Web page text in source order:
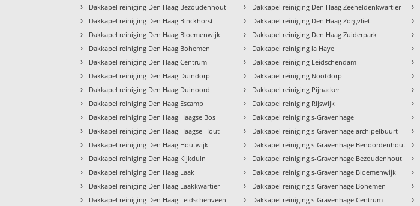
› Dakkapel reiniging Den Haag Bezoudenhout
› Dakkapel reiniging Den Haag Binckhorst
› Dakkapel reiniging Den Haag Bloemenwijk
› Dakkapel reiniging Den Haag Bohemen
› Dakkapel reiniging Den Haag Centrum
› Dakkapel reiniging Den Haag Duindorp
› Dakkapel reiniging Den Haag Duinoord
› Dakkapel reiniging Den Haag Escamp
› Dakkapel reiniging Den Haag Haagse Bos
› Dakkapel reiniging Den Haag Haagse Hout
› Dakkapel reiniging Den Haag Houtwijk
› Dakkapel reiniging Den Haag Kijkduin
› Dakkapel reiniging Den Haag Laak
› Dakkapel reiniging Den Haag Laakkwartier
› Dakkapel reiniging Den Haag Leidschenveen
› Dakkapel reiniging Den Haag Zeeheldenkwartier
› Dakkapel reiniging Den Haag Zorgvliet
› Dakkapel reiniging Den Haag Zuiderpark
› Dakkapel reiniging la Haye
› Dakkapel reiniging Leidschendam
› Dakkapel reiniging Nootdorp
› Dakkapel reiniging Pijnacker
› Dakkapel reiniging Rijswijk
› Dakkapel reiniging s-Gravenhage
› Dakkapel reiniging s-Gravenhage archipelbuurt
› Dakkapel reiniging s-Gravenhage Benoordenhout
› Dakkapel reiniging s-Gravenhage Bezoudenhout
› Dakkapel reiniging s-Gravenhage Bloemenwijk
› Dakkapel reiniging s-Gravenhage Bohemen
› Dakkapel reiniging s-Gravenhage Centrum
›
›
›
›
›
›
›
›
›
›
›
›
›
›
›